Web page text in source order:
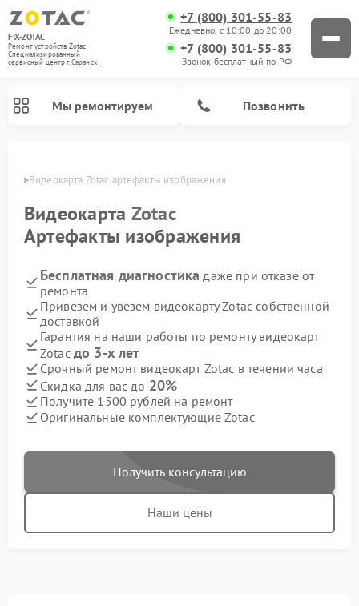
FIX-ZOTAC
Ремонт устройств Zotac
Специализированный
cервисный центр г.Саранск
+7 (800) 301-55-83
Ежедневно, с 10:00 до 20:00
+7 (800) 301-55-83
Звонок бесплатный по РФ
Мы ремонтируем Позвонить
Видеокарта Zotac артефакты изображения
Видеокарта Zotac
Артефакты изображения
Бесплатная диагностика даже при отказе от
ремонта
Привезем и увезем видеокарту Zotac собственной
доставкой
Гарантия на наши работы по ремонту видеокарт
Zotac до 3-х лет
Срочный ремонт видеокарт Zotac в течении часа
Скидка для вас до 20%
Получите 1500 рублей на ремонт
Оригинальные комплектующие Zotac
Получить консультацию
Наши цены